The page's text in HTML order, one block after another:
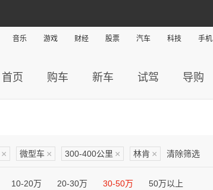
音乐 游戏 财经 股票 汽车 科技 手机
首页 购车 新车 试驾 导购
× 微型车 × 300-400公里 × 林肯 × 清除筛选
10-20万 20-30万 30-50万 50万以上